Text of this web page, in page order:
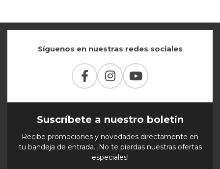
Síguenos en nuestras redes sociales
Suscríbete a nuestro boletín
Recibe promociones y novedades directamente en
tu bandeja de entrada. ¡No te pierdas nuestras ofertas
especiales!